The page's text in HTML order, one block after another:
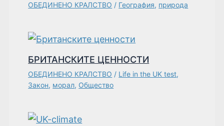
ОБЕДИНЕНО КРАЛСТВО / География, природа
БРИТАНСКИТЕ ЦЕННОСТИ
ОБЕДИНЕНО КРАЛСТВО / Life in the UK test,
Закон, морал, Общество